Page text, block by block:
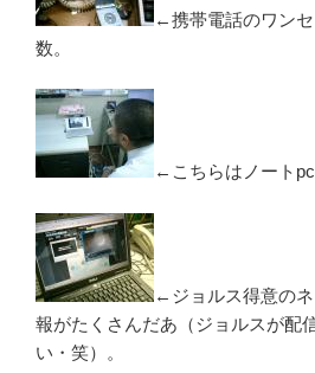
←携帯電話のワン
数。
←こちらはノートpc
←ジョルス得意の
報がたくさんだあ（ジョルスが配
い・笑）。